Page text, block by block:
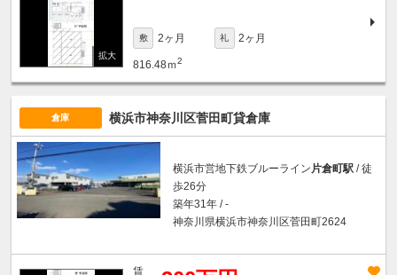
敷 2ヶ月 礼 2ヶ月
816.48ｍ2
倉庫 横浜市神奈川区菅田町貸倉庫
横浜市営地下鉄ブルーライン 片倉町駅 / 徒
歩26分
築年31年 / -
神奈川県横浜市神奈川区菅田町2624
賃